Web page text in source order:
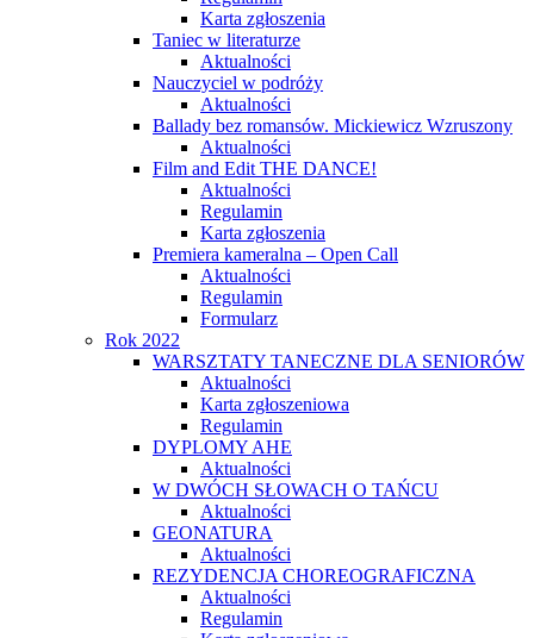
Karta zgłoszenia
Taniec w literaturze
Aktualności
Nauczyciel w podróży
Aktualności
Ballady bez romansów. Mickiewicz Wzruszony
Aktualności
Film and Edit THE DANCE!
Aktualności
Regulamin
Karta zgłoszenia
Premiera kameralna – Open Call
Aktualności
Regulamin
Formularz
Rok 2022
WARSZTATY TANECZNE DLA SENIORÓW
Aktualności
Karta zgłoszeniowa
Regulamin
DYPLOMY AHE
Aktualności
W DWÓCH SŁOWACH O TAŃCU
Aktualności
GEONATURA
Aktualności
REZYDENCJA CHOREOGRAFICZNA
Aktualności
Regulamin